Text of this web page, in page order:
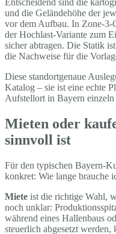
Entscheidend sind die
und die Geländehöhe der
vor dem Aufbau. In Zone-3-
der Hochlast-Variante zum
sicher abtragen. Die Statik
die Nachweise für die
Diese standortgenaue
Katalog – sie ist eine echte
Aufstellort in Bayern
Mieten oder
sinnvoll ist
Für den typischen Bayern-
konkret: Wie lange brauche
Miete ist die richtige Wahl,
noch unklar:
während eines Hallenbaus
steuerlich abgesetzt